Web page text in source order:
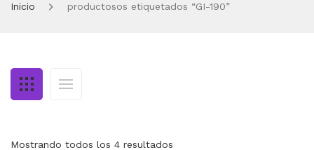
TIENDA
CONTACTO
MI CUENTA
Inicio productosos etiquetados “GI-190”
Mostrando todos los 4 resultados